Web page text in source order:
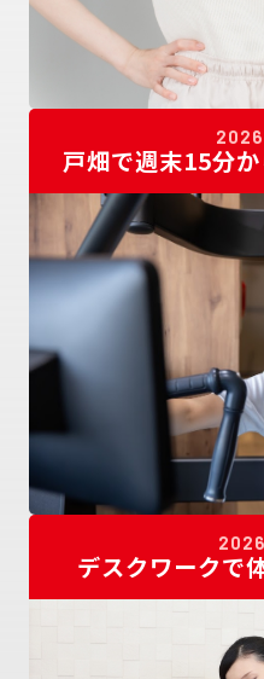
戸畑で週末15分
デスクワークで